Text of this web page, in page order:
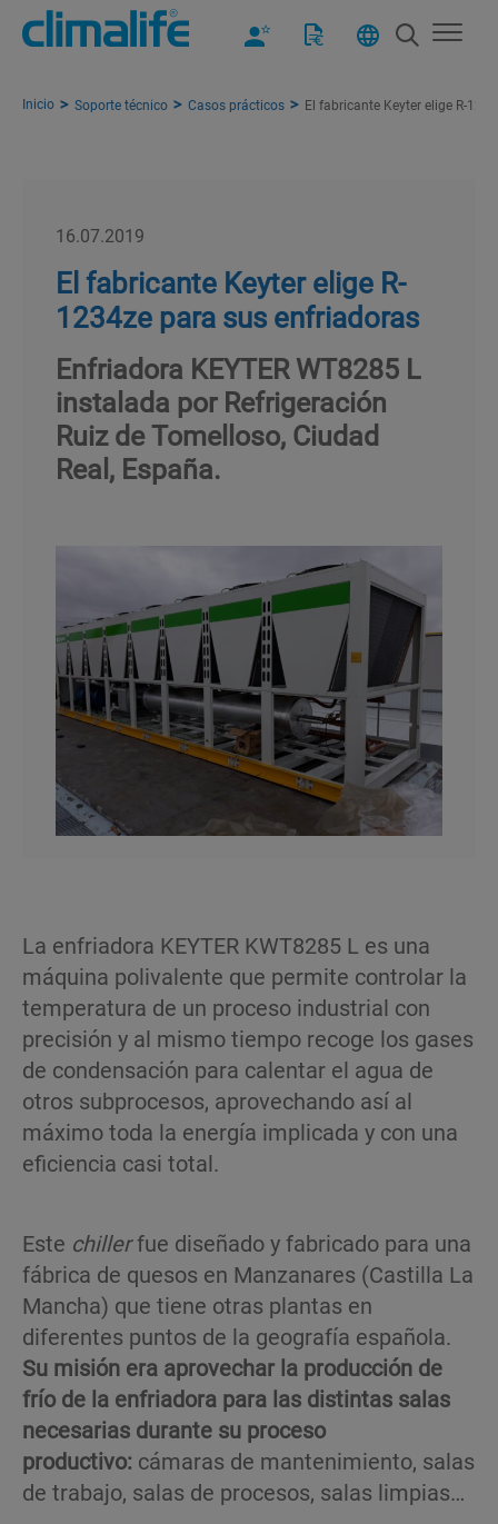
Inicio Soporte técnico Casos prácticos El fabricante Keyter elige R-
16.07.2019
El fabricante Keyter elige R-
1234ze para sus enfriadoras
Enfriadora KEYTER WT8285 L
instalada por Refrigeración
Ruiz de Tomelloso, Ciudad
Real, España.
La enfriadora KEYTER KWT8285 L es una
máquina polivalente que permite controlar la
temperatura de un proceso industrial con
precisión y al mismo tiempo recoge los gases
de condensación para calentar el agua de
otros subprocesos, aprovechando así al
máximo toda la energía implicada y con una
eficiencia casi total.
Este chillerfue diseñado y fabricado para una
fábrica de quesos en Manzanares (Castilla La
Mancha) que tiene otras plantas en
diferentes puntos de la geografía española.
Su misión era aprovechar la producción de
frío de la enfriadora para las distintas salas
necesarias durante su proceso
productivo: cámaras de mantenimiento, salas
de trabajo, salas de procesos, salas limpias…